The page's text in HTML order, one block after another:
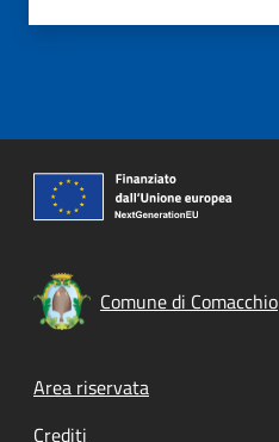
Comune di Comacchio
Footer menu
Area riservata
Crediti